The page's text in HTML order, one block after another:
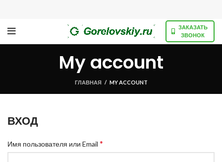
ЗАКАЗАТЬ
ЗВОНОК
My account
ГЛАВНАЯ/ MY ACCOUNT
ВХОД
Имя пользователя или Email *